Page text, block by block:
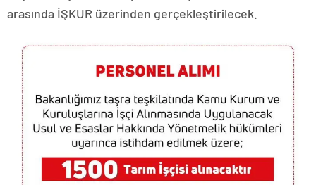
arasında İŞKUR üzerinden gerçekleştirilecek.